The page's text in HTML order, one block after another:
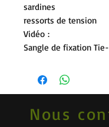
sardines
ressorts de tension
Vidéo :
Sangle de fixation
Nous